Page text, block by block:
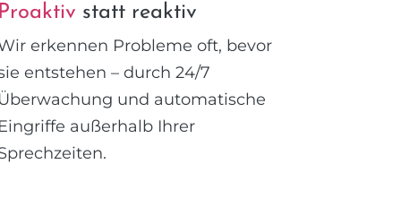
statt reaktiv
erkennen Probleme oft, bevor
entstehen – durch 24/7
und automatische
außerhalb Ihrer